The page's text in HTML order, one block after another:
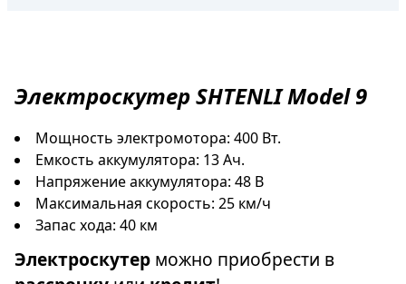
ЭлектроскутерSHTENLI Model 9
Мощность электромотора: 400 Вт.
Емкость аккумулятора: 13 Ач.
Напряжение аккумулятора: 48 В
Максимальная скорость: 25 км/ч
Запас хода: 40 км
Электроскутер можно приобрести в